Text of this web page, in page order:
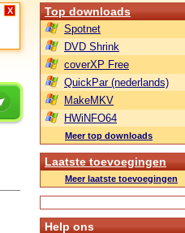
X Top downloads
Spotnet
DVD Shrink
coverXP Free
QuickPar (nederlands)
MakeMKV
HWiNFO64
Meer top downloads
Laatste toevoegingen
Meer laatste toevoegingen
Help ons